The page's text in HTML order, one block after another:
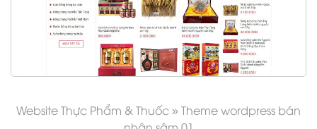
Website Thực Phẩm & Thuốc » Theme wordpress bán